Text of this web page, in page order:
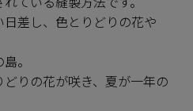
差し、色とりどりの花や
。
りの花が咲き、夏が一年の